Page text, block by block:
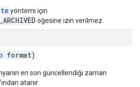
yöntemi için
öğesine izin verilmez.
format)
en son güncellendiği zaman
atanır.